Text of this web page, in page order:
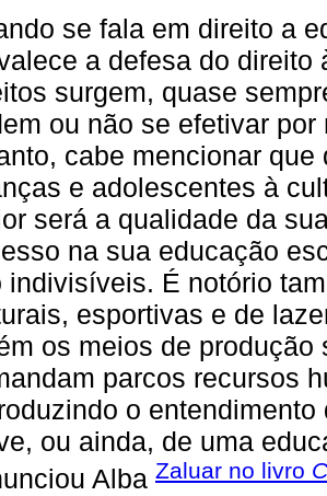
se fala em direito a
a defesa do
surgem, quase
ou não se efetivar
cabe mencionar
e adolescentes à
será a qualidade da
na sua educação
indivisíveis. É notório
esportivas e de
os meios de
parcos recursos
o
ou ainda, de uma
Alba Zaluar no livro